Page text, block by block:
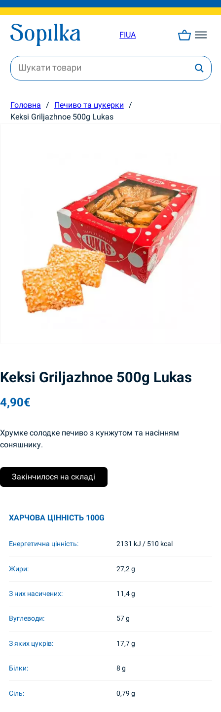
FIUA
Головна / Печиво та цукерки /
Keksi Griljazhnoe 500g Lukas
Keksi Griljazhnoe 500g Lukas
4,90€
Хрумке солодке печиво з кунжутом та насінням
соняшнику.
Закінчилося на складі
ХАРЧОВА ЦІННІСТЬ 100G
Енергетична цінність: 2131 kJ / 510 kcal
Жири: 27,2 g
З них насичених: 11,4 g
Вуглеводи: 57 g
З яких цукрів: 17,7 g
Білки: 8 g
Сіль: 0,79 g